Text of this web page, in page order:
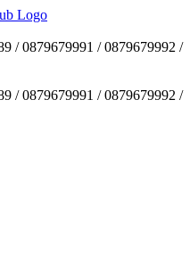
/ 0879679991 / 0879679992 /
/ 0879679991 / 0879679992 /